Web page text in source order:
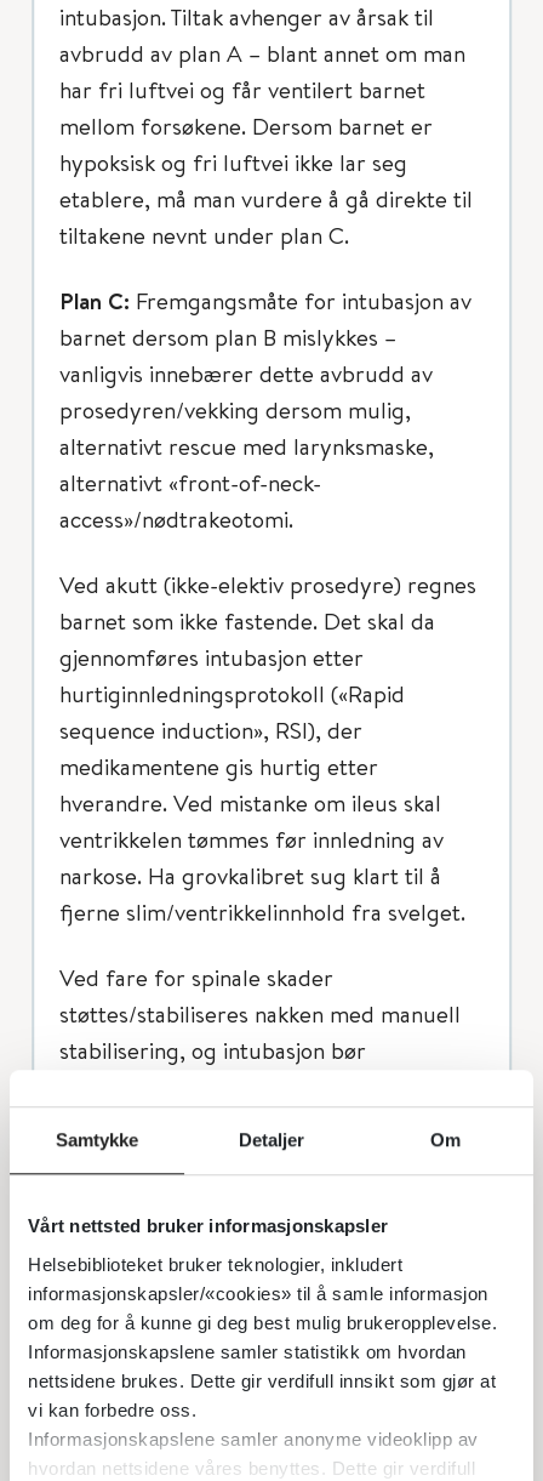
Samtykke Detaljer Om
Vårt nettsted bruker informasjonskapsler
Helsebiblioteket bruker teknologier, inkludert
informasjonskapsler/«cookies» til å samle informasjon
om deg for å kunne gi deg best mulig brukeropplevelse.
Informasjonskapslene samler statistikk om hvordan
nettsidene brukes. Dette gir verdifull innsikt som gjør at
vi kan forbedre oss.
Informasjonskapslene samler anonyme videoklipp av
hvordan nettsidene våres benyttes. Dette gir verdifull
intubasjon. Tiltak avhenger av årsak til
avbrudd av plan A – blant annet om man
har fri luftvei og får ventilert barnet
mellom forsøkene. Dersom barnet er
hypoksisk og fri luftvei ikke lar seg
etablere, må man vurdere å gå direkte til
tiltakene nevnt under plan C.
Plan C: Fremgangsmåte for intubasjon av
barnet dersom plan B mislykkes –
vanligvis innebærer dette avbrudd av
prosedyren/vekking dersom mulig,
alternativt rescue med larynksmaske,
alternativt «front-of-neck-
access»/nødtrakeotomi.
Ved akutt (ikke-elektiv prosedyre) regnes
barnet som ikke fastende. Det skal da
gjennomføres intubasjon etter
hurtiginnledningsprotokoll («Rapid
sequence induction», RSI), der
medikamentene gis hurtig etter
hverandre. Ved mistanke om ileus skal
ventrikkelen tømmes før innledning av
narkose. Ha grovkalibret sug klart til å
fjerne slim/ventrikkelinnhold fra svelget.
Ved fare for spinale skader
støttes/stabiliseres nakken med manuell
stabilisering, og intubasjon bør
Ved behov for nasal tube kan dette
etableres etter at luftveien er sikret med
oral tube.
Gjennomføring av innledning
Se til at pasient er riktig leiret,
med frie luftveier og synlig
brystkasse.